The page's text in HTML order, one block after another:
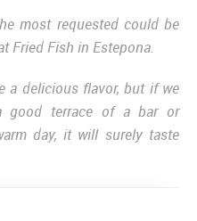
most requested could be
Fried Fish in Estepona.
a delicious flavor, but if we
good terrace of a bar or
day, it will surely taste